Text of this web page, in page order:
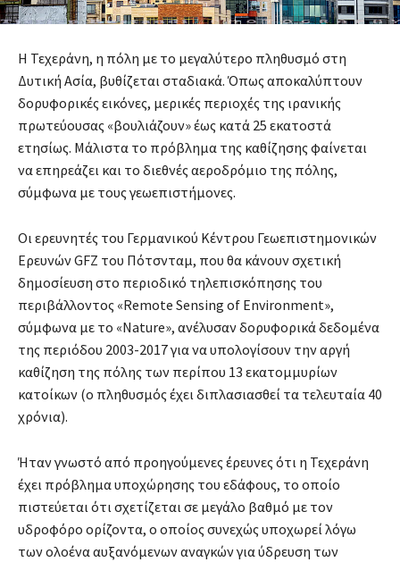
Η Τεχεράνη, η πόλη με το μεγαλύτερο πληθυσμό στη
Δυτική Ασία, βυθίζεται σταδιακά. Όπως αποκαλύπτουν
δορυφορικές εικόνες, μερικές περιοχές της ιρανικής
πρωτεύουσας «βουλιάζουν» έως κατά 25 εκατοστά
ετησίως. Μάλιστα το πρόβλημα της καθίζησης φαίνεται
να επηρεάζει και το διεθνές αεροδρόμιο της πόλης,
σύμφωνα με τους γεωεπιστήμονες.
Οι ερευνητές του Γερμανικού Κέντρου Γεωεπιστημονικών
Ερευνών GFZ του Πότσνταμ, που θα κάνουν σχετική
δημοσίευση στο περιοδικό τηλεπισκόπησης του
περιβάλλοντος «Remote Sensing of Environment»,
σύμφωνα με το «Nature», ανέλυσαν δορυφορικά δεδομένα
της περιόδου 2003-2017 για να υπολογίσουν την αργή
καθίζηση της πόλης των περίπου 13 εκατομμυρίων
κατοίκων (ο πληθυσμός έχει διπλασιασθεί τα τελευταία 40
χρόνια).
Ήταν γνωστό από προηγούμενες έρευνες ότι η Τεχεράνη
έχει πρόβλημα υποχώρησης του εδάφους, το οποίο
πιστεύεται ότι σχετίζεται σε μεγάλο βαθμό με τον
υδροφόρο ορίζοντα, ο οποίος συνεχώς υποχωρεί λόγω
των ολοένα αυξανόμενων αναγκών για ύδρευση των